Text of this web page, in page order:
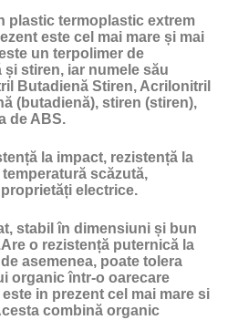
plastic termoplastic extrem
este cel mai mare și mai
un terpolimer de
stiren, iar numele său
Butadienă Stiren, Acrilonitril
(butadienă), stiren (stiren),
de ABS.
la impact, rezistență la
scăzută,
electrice.
stabil în dimensiuni și bun
o rezistență puternică la
asemenea, poate tolera
organic într-o oarecare
in prezent cel mai mare si
combină organic